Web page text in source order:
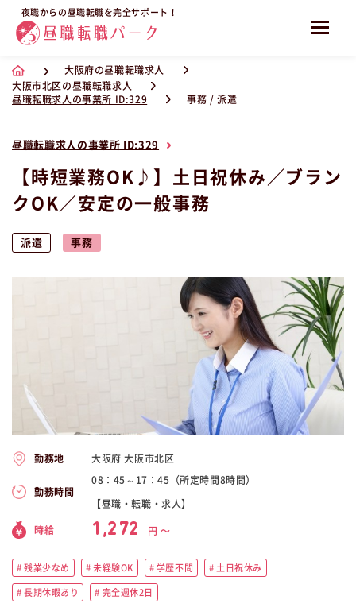
夜職からの昼職転職を完全サポート！
大阪府の昼職転職求人
大阪市北区の昼職転職求人
昼職転職求人の事業所 ID:329
事務 / 派遣
昼職転職求人の事業所 ID:329
【時短業務OK♪】土日祝休み／ブラン
クOK／安定の一般事務
派遣 事務
勤務地 大阪府 大阪市北区
勤務時間
08：45～17：45（所定時間8時間）
【昼職・転職・求人】
時給 1,272 円 〜
残業少なめ 未経験OK 学歴不問 土日祝休み
長期休暇あり 完全週休2日